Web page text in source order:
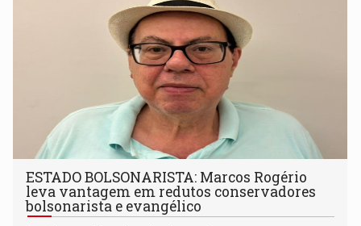
ESTADO BOLSONARISTA: Marcos Rogério
leva vantagem em redutos conservadores
bolsonarista e evangélico